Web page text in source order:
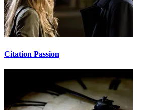
Citation Passion